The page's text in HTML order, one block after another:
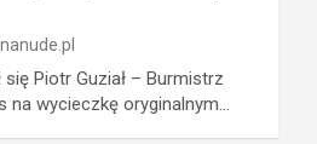
Piotr Guział – Burmistrz
na wycieczkę oryginalnym…